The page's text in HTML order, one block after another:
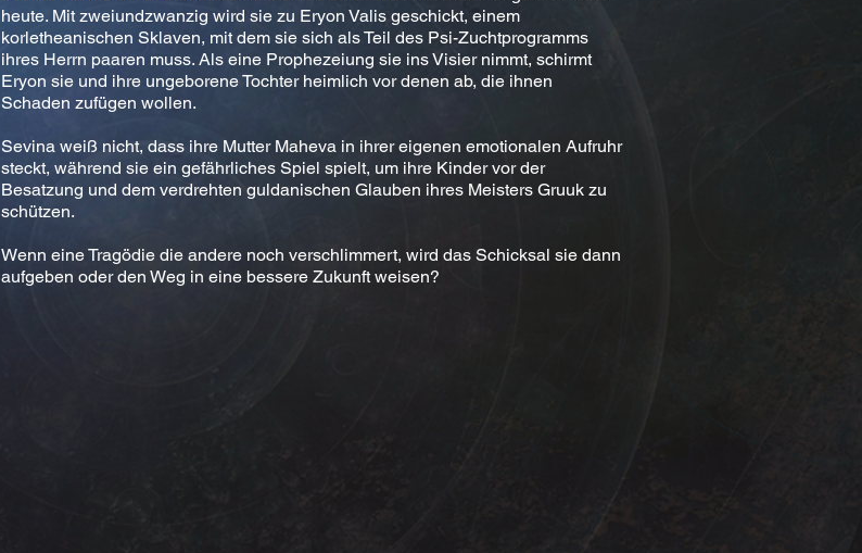
heute. Mit zweiundzwanzig wird sie zu Eryon Valis geschickt, einem
korletheanischen Sklaven, mit dem sie sich als Teil des Psi-Zuchtprogramms
ihres Herrn paaren muss. Als eine Prophezeiung sie ins Visier nimmt, schirmt
Eryon sie und ihre ungeborene Tochter heimlich vor denen ab, die ihnen
Schaden zufügen wollen.
Sevina weiß nicht, dass ihre Mutter Maheva in ihrer eigenen emotionalen Aufruhr
steckt, während sie ein gefährliches Spiel spielt, um ihre Kinder vor der
Besatzung und dem verdrehten guldanischen Glauben ihres Meisters Gruuk zu
schützen.
Wenn eine Tragödie die andere noch verschlimmert, wird das Schicksal sie dann
aufgeben oder den Weg in eine bessere Zukunft weisen?